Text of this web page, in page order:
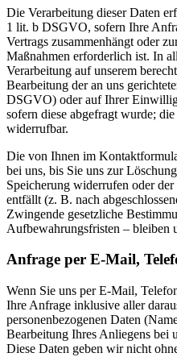
Die Verarbeitung dieser Daten
1 lit. b DSGVO, sofern Ihre
Vertrags zusammenhängt oder
Maßnahmen erforderlich ist. In
Verarbeitung auf unserem
Bearbeitung der an uns
DSGVO) oder auf Ihrer
sofern diese abgefragt wurde;
widerrufbar.
Die von Ihnen im
bei uns, bis Sie uns zur
Speicherung widerrufen oder
entfällt (z. B. nach
Zwingende gesetzliche
Aufbewahrungsfristen – bleiben
Anfrage per E-Mail,
Wenn Sie uns per E-Mail,
Ihre Anfrage inklusive aller
personenbezogenen Daten
Bearbeitung Ihres Anliegens bei
Diese Daten geben wir nicht